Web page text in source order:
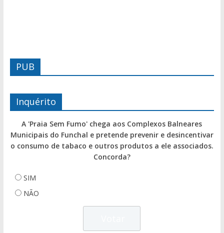
PUB
Inquérito
A 'Praia Sem Fumo' chega aos Complexos Balneares
Municipais do Funchal e pretende prevenir e desincentivar
o consumo de tabaco e outros produtos a ele associados.
Concorda?
SIM
NÃO